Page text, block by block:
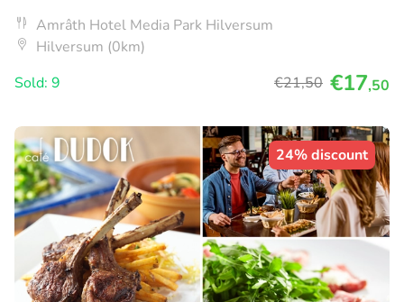
Amrâth Hotel Media Park Hilversum
Hilversum (0km)
Sold: 9
€21,50 €17,50
24% discount